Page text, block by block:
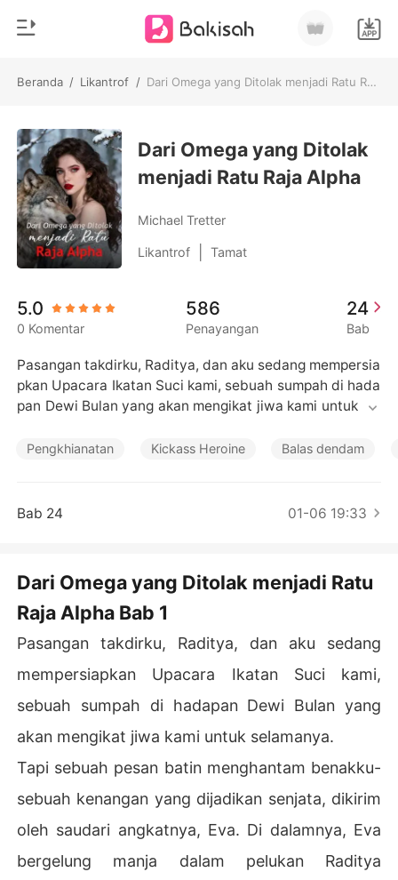
Beranda / Likantrof / Dari Omega yang Ditolak menjadi Ratu Raja Alpha
0
Pengisian Ulang
Riwayat Membaca
Keluar
Unduh Aplikasi
Genre
Modern
Romantis
Cerita pendek
Likantrof
Cerita Pilihan
Dari Omega yang Ditolak
menjadi Ratu Raja Alpha
Michael Tretter
Likantrof Tamat
5.0
0 Komentar
586
Penayangan
24
Bab
Pasangan takdirku, Raditya, dan aku sedang mempersia
pkan Upacara Ikatan Suci kami, sebuah sumpah di hada
pan Dewi Bulan yang akan mengikat jiwa kami untuk sel
ngkatnya, Eva. Di dalamnya, Eva bergelung manja dala
Selama dua minggu berikutnya, aku dipaksa memainkan
peran sebagai mempelai Omega yang memuja. Dia akan
rlari menemuinya, meninggalkanku sendirian di butik ga
un pengantin sementara Eva mengirimiku penglihatan te
Orang tuanya merampas proyek yang telah kucurahkan
da Eva sebagai hadiah. Mereka menyebutku Omega ber
darah lemah, tidak pantas untuk putra mereka.
Sementara itu, Eva mengirimiku rekaman audio Raditya
yang berjanji padanya bahwa Eva-lah yang akan meng
andung pewarisnya yang kuat, bukan aku.
Pengkhianatan Kickass Heroine Balas dendam
Bab 24 01-06 19:33
Dari Omega yang Ditolak menjadi Ratu
Raja Alpha Bab 1
Pasangan takdirku, Raditya, dan aku sedang
mempersiapkan Upacara Ikatan Suci kami,
sebuah sumpah di hadapan Dewi Bulan yang
akan mengikat jiwa kami untuk selamanya.
Tapi sebuah pesan batin menghantam benakku-
sebuah kenangan yang dijadikan senjata, dikirim
oleh saudari angkatnya, Eva. Di dalamnya, Eva
bergelung manja dalam pelukan Raditya